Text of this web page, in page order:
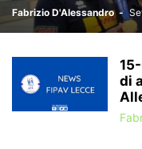
Fabrizio D'Alessandro -
di